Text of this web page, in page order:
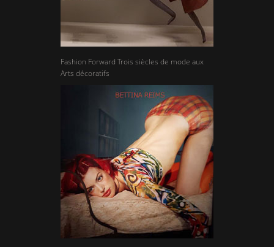
Fashion Forward Trois siècles de mode aux
Arts décoratifs